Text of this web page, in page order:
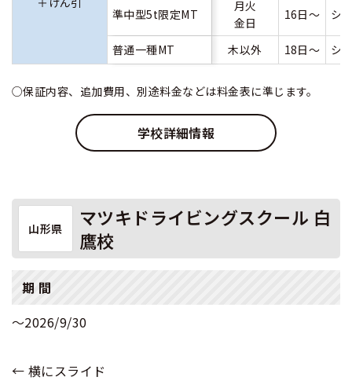
準中型5t限定MT
月火
金日
16日～ シ
普通一種MT 木以外 18日～ シ
○保証内容、追加費用、別途料金などは料金表に準じます。
学校詳細情報
山形県
マツキドライビングスクール 白
鷹校
期 間
～2026/9/30